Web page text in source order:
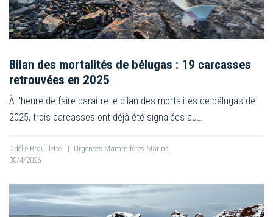
Bilan des mortalités de bélugas : 19 carcasses
retrouvées en 2025
À l'heure de faire paraitre le bilan des mortalités de bélugas de
2025, trois carcasses ont déjà été signalées au…
Odélie Brouillette | Urgences Mammifères Marins
30/4/2026